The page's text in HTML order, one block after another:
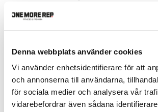
Denna webbplats använder cookies
Vi använder enhetsidentifierare för att
och annonserna till användarna,
för sociala medier och analysera vår
vidarebefordrar även sådana
Jättefin och supermjuk topp. Är
stöd i den inbyggda bh:n så jag har den på
eller styrketräning. Hade gärna köpt fler
Produktanmeldt: Softy Crop Top